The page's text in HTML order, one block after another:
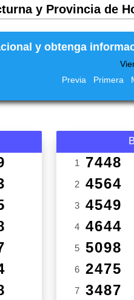
y Provincia de
y obtenga
Previa
Primera
1 7448
2 4564
3 4549
4 4644
5 5098
6 2475
7 3487